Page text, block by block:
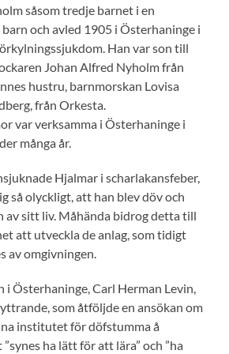
såsom tredje barnet i en
och avled 1905 i Österhaninge i
Han var son till
Johan Alfred Nyholm från
hustru, barnmorskan Lovisa
från Orkesta.
var verksamma i Österhaninge i
många år.
Hjalmar i scharlakansfeber,
så olyckligt, att han blev döv och
av sitt liv. Måhända bidrog detta till
att utveckla de anlag, som tidigt
av omgivningen.
i Österhaninge, Carl Herman Levin,
som åtföljde en ansökan om
institutet för döfstumma å
ha lätt för att lära” och ”ha